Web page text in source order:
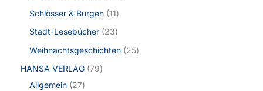
Schlösser & Burgen 11
Stadt-Lesebücher 23
Weihnachtsgeschichten 25
HANSA VERLAG 79
Allgemein 27